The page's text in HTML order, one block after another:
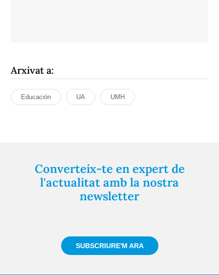
Arxivat a:
Educación UA UMH
Converteix-te en expert de
l'actualitat amb la nostra
newsletter
SUBSCRIURE'M ARA